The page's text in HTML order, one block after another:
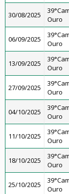
30/08/2025
Ouro
06/09/2025
Ouro
13/09/2025
Ouro
27/09/2025
Ouro
04/10/2025
Ouro
11/10/2025
Ouro
18/10/2025
Ouro
25/10/2025
Ouro